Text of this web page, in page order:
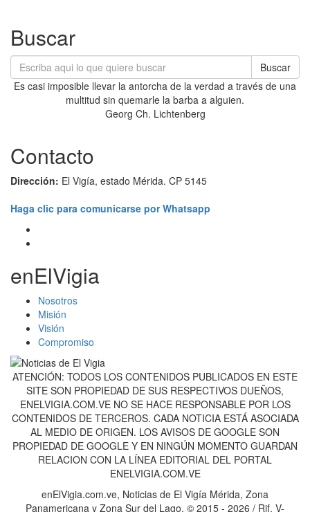
Buscar
Buscar
Es casi imposible llevar la antorcha de la verdad a través de una
multitud sin quemarle la barba a alguien.
Georg Ch. Lichtenberg
Contacto
Dirección: El Vigía, estado Mérida. CP 5145
Haga clic para comunicarse por Whatsapp
enElVigia
Nosotros
Misión
Visión
Compromiso
ATENCIÓN: TODOS LOS CONTENIDOS PUBLICADOS EN ESTE
SITE SON PROPIEDAD DE SUS RESPECTIVOS DUEÑOS,
ENELVIGIA.COM.VE NO SE HACE RESPONSABLE POR LOS
CONTENIDOS DE TERCEROS. CADA NOTICIA ESTÁ ASOCIADA
AL MEDIO DE ORIGEN. LOS AVISOS DE GOOGLE SON
PROPIEDAD DE GOOGLE Y EN NINGÚN MOMENTO GUARDAN
RELACION CON LA LÍNEA EDITORIAL DEL PORTAL
ENELVIGIA.COM.VE
enElVigia.com.ve, Noticias de El Vigía Mérida, Zona
Panamericana y Zona Sur del Lago. © 2015 - 2026 / Rif. V-